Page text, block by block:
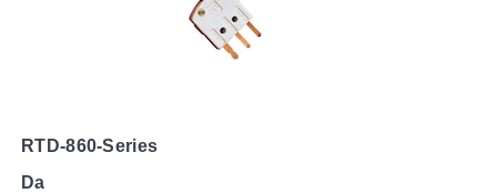
RTD-860-Series
Da